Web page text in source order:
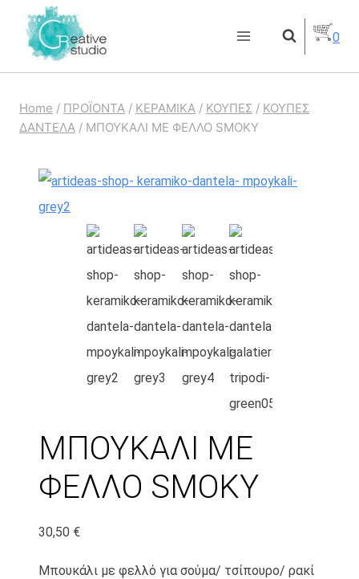
content
0
Home / ΠΡΟΪΟΝΤΑ / ΚΕΡΑΜΙΚΑ / ΚΟΥΠΕΣ / ΚΟΥΠΕΣ
ΔΑΝΤΕΛΑ / ΜΠΟΥΚΑΛΙ ΜΕ ΦΕΛΛΟ SMOKY
ΜΠΟΥΚΑΛΙ ΜΕ
ΦΕΛΛΟ SMOKY
30,50 €
Μπουκάλι με φελλό για σούμα/ τσίπουρο/ ρακί